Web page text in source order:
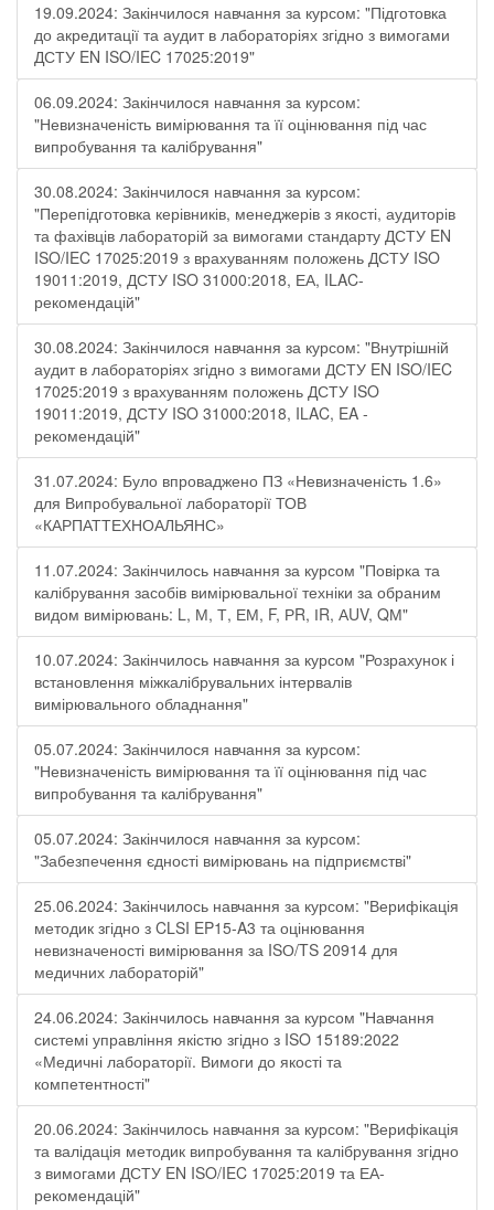
19.09.2024: Закінчилося навчання за курсом: "Підготовка
до акредитації та аудит в лабораторіях згідно з вимогами
ДСТУ EN ISO/IEC 17025:2019"
06.09.2024: Закінчилося навчання за курсом:
"Невизначеність вимірювання та її оцінювання під час
випробування та калібрування"
30.08.2024: Закінчилося навчання за курсом:
"Перепідготовка керівників, менеджерів з якості, аудиторів
та фахівців лабораторій за вимогами стандарту ДСТУ EN
ISO/IEC 17025:2019 з врахуванням положень ДСТУ ISO
19011:2019, ДСТУ ISO 31000:2018, ЕА, ILAC-
рекомендацій"
30.08.2024: Закінчилося навчання за курсом: "Внутрішній
аудит в лабораторіях згідно з вимогами ДСТУ EN ISO/IEC
17025:2019 з врахуванням положень ДСТУ ISO
19011:2019, ДСТУ ISO 31000:2018, ILAC, EA -
рекомендацій"
31.07.2024: Було впроваджено ПЗ «Невизначеність 1.6»
для Випробувальної лабораторії ТОВ
«КАРПАТТЕХНОАЛЬЯНС»
11.07.2024: Закінчилось навчання за курсом "Повірка та
калібрування засобів вимірювальної техніки за обраним
видом вимірювань: L, М, Т, ЕМ, F, РR, ІR, АUV, QМ"
10.07.2024: Закінчилось навчання за курсом "Розрахунок і
встановлення міжкалібрувальних інтервалів
вимірювального обладнання"
05.07.2024: Закінчилося навчання за курсом:
"Невизначеність вимірювання та її оцінювання під час
випробування та калібрування"
05.07.2024: Закінчилося навчання за курсом:
"Забезпечення єдності вимірювань на підприємстві"
25.06.2024: Закінчилось навчання за курсом: "Верифікація
методик згідно з CLSI EP15-A3 та оцінювання
невизначеності вимірювання за ISО/TS 20914 для
медичних лабораторій"
24.06.2024: Закінчилось навчання за курсом "Навчання
системі управління якістю згідно з ISO 15189:2022
«Медичні лабораторії. Вимоги до якості та
компетентності"
20.06.2024: Закінчилось навчання за курсом: "Верифікація
та валідація методик випробування та калібрування згідно
з вимогами ДСТУ EN ISO/IEC 17025:2019 та ЕА-
рекомендацій"